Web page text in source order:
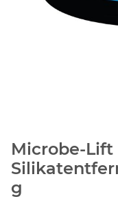
Microbe-Lift
g